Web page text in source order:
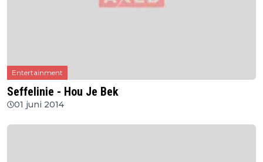
Entertainment
Seffelinie - Hou Je Bek
01 juni 2014